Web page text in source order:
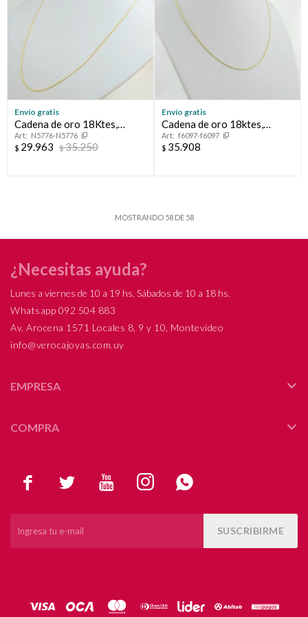
Envío gratis
Cadena de oro 18Ktes,
modelo forcet 0.7mm, largo
de cadena 50cm.
N5776-N5776
$ 29.963 $35.250
Envío gratis
Cadena de oro 18ktes,
modelo Tourbillon.
f6097-f6097
$ 35.908
MOSTRANDO 58DE 58
    
SUSCRIBIRME
¿Necesitas ayuda?
Lunes a viernes de 10 a 19 hs, Sábados de 10 a 18 hs.
Whatsapp 092 504 883
Av. Arocena 1571 Locales 8, 9 y 10, Montevideo
info@verocajoyas.com.uy
EMPRESA
COMPRA